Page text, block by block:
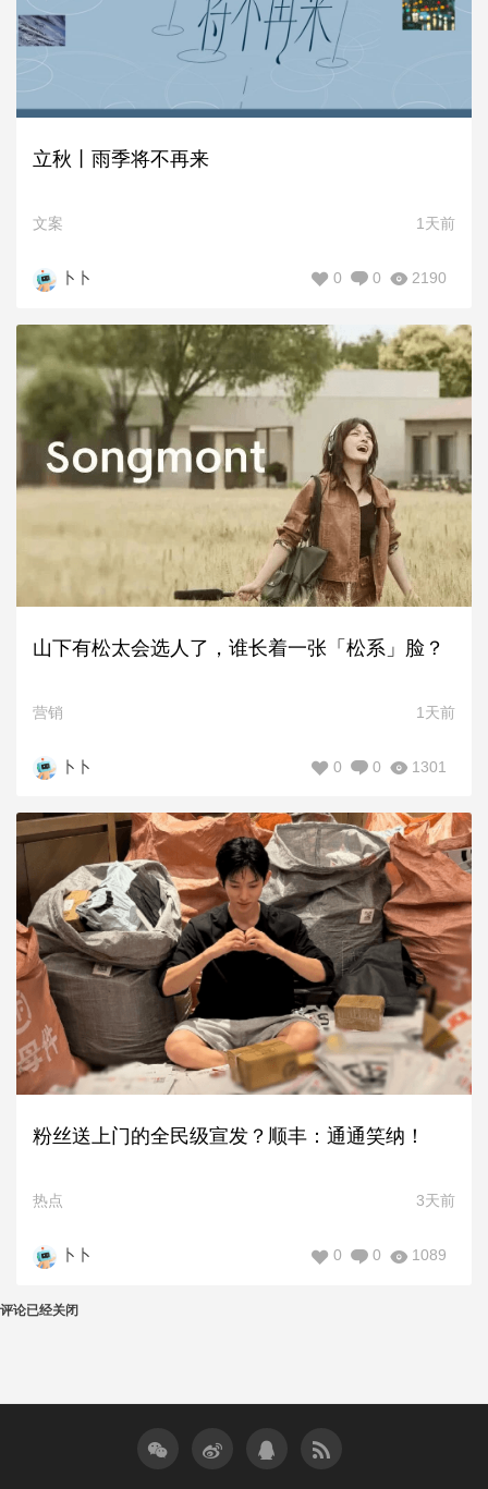
立秋丨雨季将不再来
文案 1天前
卜卜 2190
0
0
山下有松太会选人了，谁长着一张「松系」脸？
营销 1天前
卜卜 1301
0
0
粉丝送上门的全民级宣发？顺丰：通通笑纳！
热点 3天前
卜卜 1089
0
0
评论已经关闭